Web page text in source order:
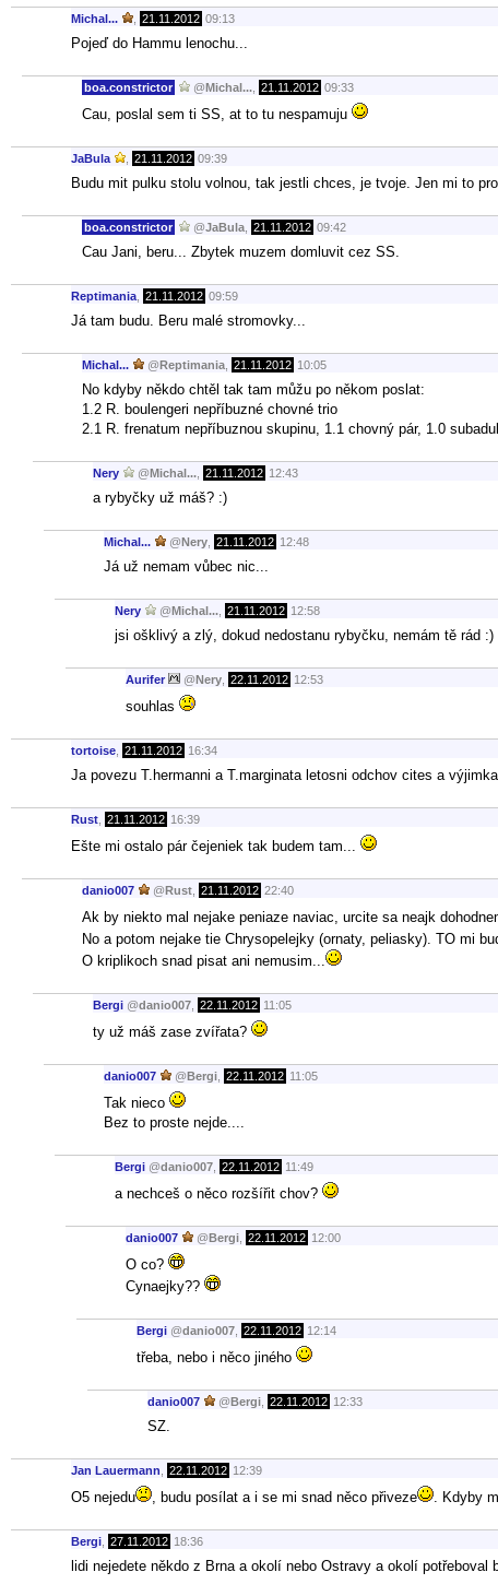
Michal... 21.11.2012 09:13
Pojeď do Hammu lenochu...
boa.constrictor @Michal... 21.11.2012 09:33
Cau, poslal sem ti SS, at to tu nespamuju
JaBula 21.11.2012 09:39
Budu mit pulku stolu volnou, tak jestli chces, je tvoje. Jen mi to
boa.constrictor @JaBula 21.11.2012 09:42
Cau Jani, beru... Zbytek muzem domluvit cez SS.
Reptimania 21.11.2012 09:59
Já tam budu. Beru malé stromovky...
Michal... @Reptimania 21.11.2012 10:05
No kdyby někdo chtěl tak tam můžu po někom poslat:
1.2 R. boulengeri nepříbuzné chovné trio
2.1 R. frenatum nepříbuznou skupinu, 1.1 chovný pár, 1.0
Nery @Michal... 21.11.2012 12:43
a rybyčky už máš? :)
Michal... @Nery 21.11.2012 12:48
Já už nemam vůbec nic...
Nery @Michal... 21.11.2012 12:58
jsi ošklivý a zlý, dokud nedostanu rybyčku, nemám tě rád :)
Aurifer @Nery 22.11.2012 12:53
souhlas
tortoise 21.11.2012 16:34
Ja povezu T.hermanni a T.marginata letosni odchov cites a výjimka
Rust 21.11.2012 16:39
Ešte mi ostalo pár čejeniek tak budem tam...
danio007 @Rust 21.11.2012 22:40
Ak by niekto mal nejake peniaze naviac, urcite sa neajk
No a potom nejake tie Chrysopelejky (ornaty, peliasky). TO mi
O kriplikoch snad pisat ani nemusim...
Bergi @danio007 22.11.2012 11:05
ty už máš zase zvířata?
danio007 @Bergi 22.11.2012 11:05
Tak nieco
Bez to proste nejde....
Bergi @danio007 22.11.2012 11:49
a nechceš o něco rozšířit chov?
danio007 @Bergi 22.11.2012 12:00
O co?
Cynaejky??
Bergi @danio007 22.11.2012 12:14
třeba, nebo i něco jiného
danio007 @Bergi 22.11.2012 12:33
SZ.
Jan Lauermann 22.11.2012 12:39
O5 nejedu , budu posílat a i se mi snad něco přiveze . Kdyby
Bergi 27.11.2012 18:36
lidi nejedete někdo z Brna a okolí nebo Ostravy a okolí